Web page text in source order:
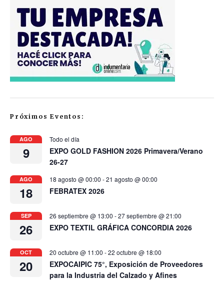
Próximos Eventos:
AGO
9
Todo el día
EXPO GOLD FASHION 2026 Primavera/Verano
26-27
AGO
18
18 agosto @ 00:00 -21 agosto @ 00:00
FEBRATEX 2026
SEP
26
26 septiembre @ 13:00 -27 septiembre @ 21:00
EXPO TEXTIL GRÁFICA CONCORDIA 2026
OCT
20
20 octubre @ 11:00 -22 octubre @ 18:00
EXPOCAIPIC 75°, Exposición de Proveedores
para la Industria del Calzado y Afines